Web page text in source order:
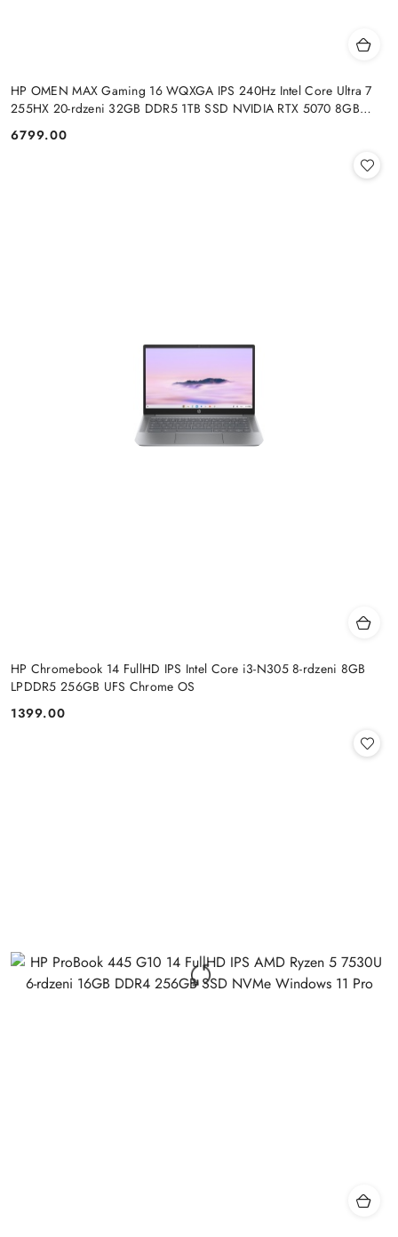
HP OMEN MAX Gaming 16 WQXGA IPS 240Hz Intel Core Ultra 7
255HX 20-rdzeni 32GB DDR5 1TB SSD NVIDIA RTX 5070 8GB
Cena:
6799.00
HP Chromebook 14 FullHD IPS Intel Core i3-N305 8-rdzeni 8GB
LPDDR5 256GB UFS Chrome OS
Cena:
1399.00